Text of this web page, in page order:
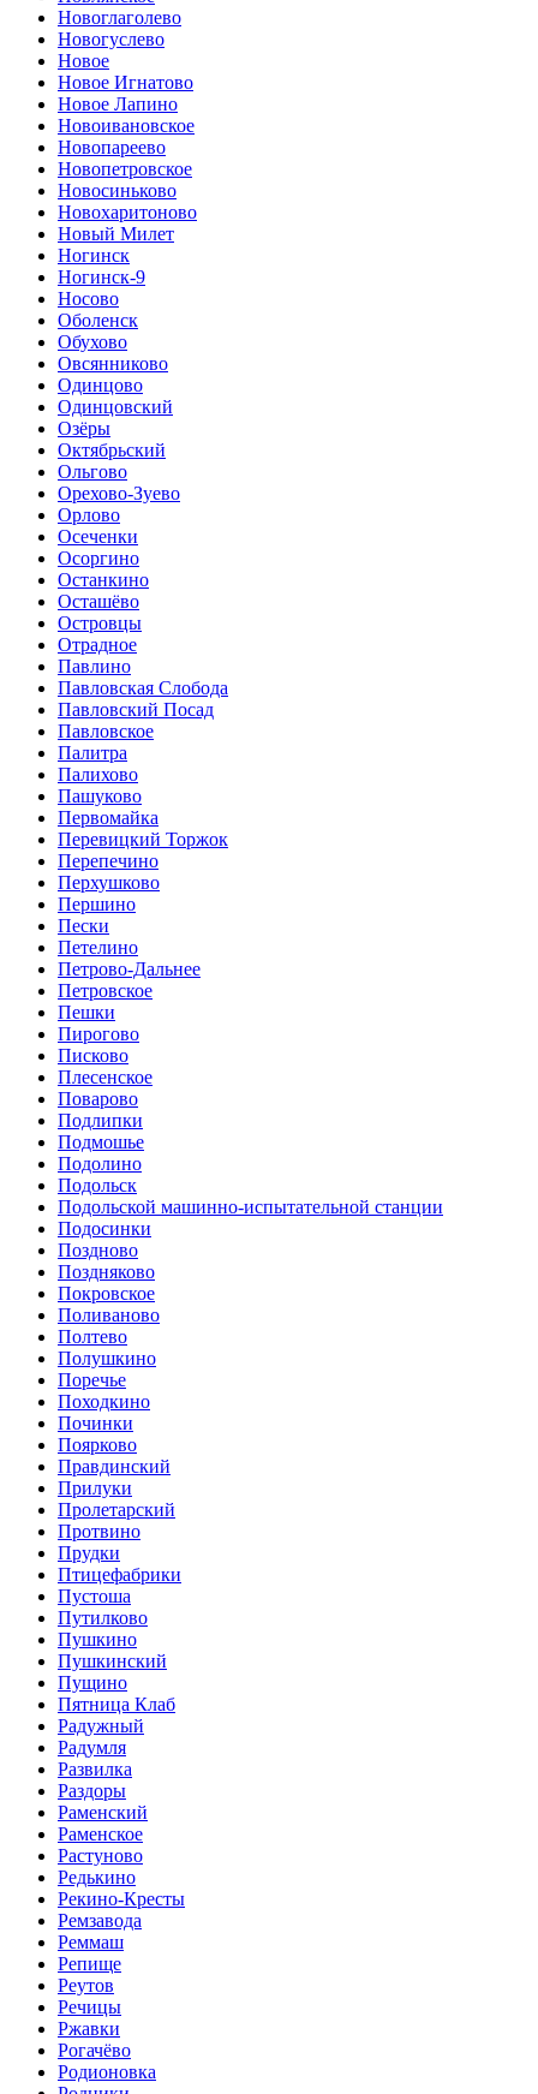
Новоглаголево
Новогуслево
Новое
Новое Игнатово
Новое Лапино
Новоивановское
Новопареево
Новопетровское
Новосиньково
Новохаритоново
Новый Милет
Ногинск
Ногинск-9
Носово
Оболенск
Обухово
Овсянниково
Одинцово
Одинцовский
Озёры
Октябрьский
Ольгово
Орехово-Зуево
Орлово
Осеченки
Осоргино
Останкино
Осташёво
Островцы
Отрадное
Павлино
Павловская Слобода
Павловский Посад
Павловское
Палитра
Палихово
Пашуково
Первомайка
Перевицкий Торжок
Перепечино
Перхушково
Першино
Пески
Петелино
Петрово-Дальнее
Петровское
Пешки
Пирогово
Писково
Плесенское
Поварово
Подлипки
Подмошье
Подолино
Подольск
Подольской машинно-испытательной станции
Подосинки
Поздново
Поздняково
Покровское
Поливаново
Полтево
Полушкино
Поречье
Походкино
Починки
Поярково
Правдинский
Прилуки
Пролетарский
Протвино
Прудки
Птицефабрики
Пустоша
Путилково
Пушкино
Пушкинский
Пущино
Пятница Клаб
Радужный
Радумля
Развилка
Раздоры
Раменский
Раменское
Растуново
Редькино
Рекино-Кресты
Ремзавода
Реммаш
Репище
Реутов
Речицы
Ржавки
Рогачёво
Родионовка